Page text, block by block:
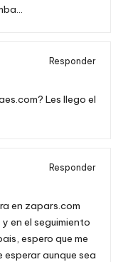
Responder
Les llego el
Responder
en zapars.com
en el seguimiento
espero que me
esperar aunque sea